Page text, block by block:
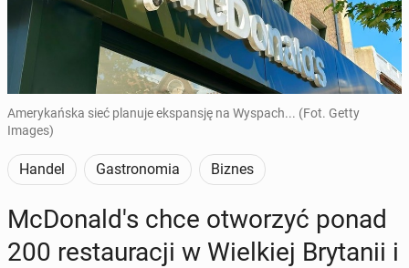
Amerykańska sieć planuje ekspansję na Wyspach... (Fot. Getty
Images)
Handel Gastronomia Biznes
McDo­nal­d's chce otwo­rzyć ponad
200 re­stau­ra­cji w Wiel­kiej Bry­ta­nii i